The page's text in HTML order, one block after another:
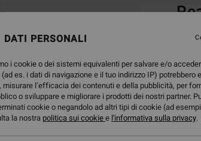
DATI PERSONALI
i cookie o dei sistemi equivalenti per salvare e/o
es. i dati di navigazione e il tuo indirizzo IP) potrebbero
l’efficacia dei contenuti e della pubblicità, per
o sviluppare e migliorare i prodotti dei nostri partner.
cookie o negandolo ad altri tipi di cookie (ad
la nostra politica sui cookiee l'informativa sulla privacy.